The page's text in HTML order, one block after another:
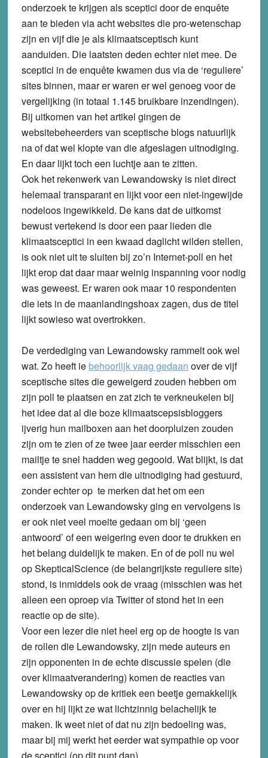
onderzoek te krijgen als sceptici door de enquête
aan te bieden via acht websites die pro-wetenschap
zijn en vijf die je als klimaatsceptisch kunt
aanduiden. Die laatsten deden echter niet mee. De
sceptici in de enquête kwamen dus via de ‘reguliere’
sites binnen, maar er waren er wel genoeg voor de
vergelijking (in totaal 1.145 bruikbare inzendingen).
Bij uitkomen van het artikel gingen de
websitebeheerders van sceptische blogs natuurlijk
na of dat wel klopte van die afgeslagen uitnodiging.
En daar lijkt toch een luchtje aan te zitten.
Ook het rekenwerk van Lewandowsky is niet direct
helemaal transparant en lijkt voor een niet-ingewijde
nodeloos ingewikkeld. De kans dat de uitkomst
bewust vertekend is door een paar lieden die
klimaatsceptici in een kwaad daglicht wilden stellen,
is ook niet uit te sluiten bij zo’n Internet-poll en het
lijkt erop dat daar maar weinig inspanning voor nodig
was geweest. Er waren ook maar 10 respondenten
die iets in de maanlandingshoax zagen, dus de titel
lijkt sowieso wat overtrokken.
De verdediging van Lewandowsky rammelt ook wel
wat. Zo heeft ie behoorlijk vaag gedaan over de vijf
sceptische sites die geweigerd zouden hebben om
zijn poll te plaatsen en zat zich te verkneukelen bij
het idee dat al die boze klimaatscepsisbloggers
ijverig hun mailboxen aan het doorpluizen zouden
zijn om te zien of ze twee jaar eerder misschien een
mailtje te snel hadden weg gegooid. Wat blijkt, is dat
een assistent van hem die uitnodiging had gestuurd,
zonder echter op te merken dat het om een
onderzoek van Lewandowsky ging en vervolgens is
er ook niet veel moeite gedaan om bij ‘geen
antwoord’ of een weigering even door te drukken en
het belang duidelijk te maken. En of de poll nu wel
op SkepticalScience (de belangrijkste reguliere site)
stond, is inmiddels ook de vraag (misschien was het
alleen een oproep via Twitter of stond het in een
reactie op de site).
Voor een lezer die niet heel erg op de hoogte is van
de rollen die Lewandowsky, zijn mede auteurs en
zijn opponenten in de echte discussie spelen (die
over klimaatverandering) komen de reacties van
Lewandowsky op de kritiek een beetje gemakkelijk
over en hij lijkt ze wat lichtzinnig belachelijk te
maken. Ik weet niet of dat nu zijn bedoeling was,
maar bij mij werkt het eerder wat sympathie op voor